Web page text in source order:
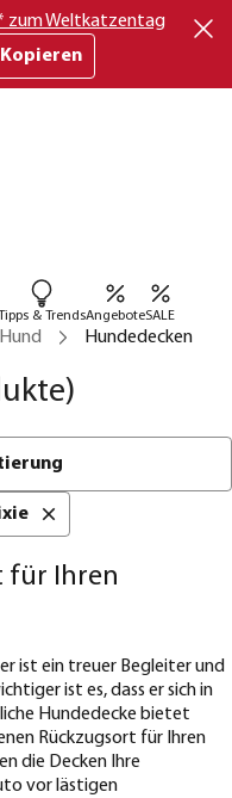
zum Weltkatzentag
Kopieren
& TrendsAngeboteSALE
Hund Hundedecken
für Ihren
ist ein treuer Begleiter und
ist es, dass er sich in
Hundedecke bietet
Rückzugsort für Ihren
die Decken Ihre
vor lästigen